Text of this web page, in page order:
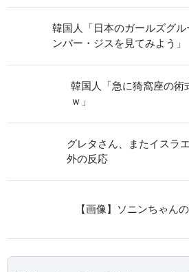
韓国人「日本のガールズグ
ンバー・ジスを見てみよう」
韓国人「急に猗窩座の術
ｗ」
グレタさん、またイスラ
外の反応
【画像】ソニンちゃ